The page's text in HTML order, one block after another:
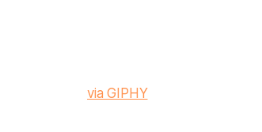
via GIPHY